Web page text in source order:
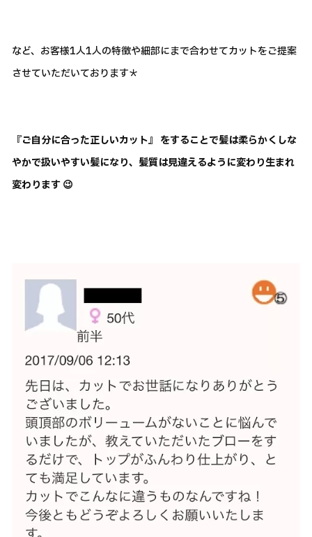
など、お客様1人1人の特徴や細部にまで合わせてカットをご提案
させていただいております＊
『ご自分に合った正しいカット』 をすることで髪は柔らかくしな
やかで扱いやすい髪になり、髪質は見違えるように変わり生まれ
変わります 😉